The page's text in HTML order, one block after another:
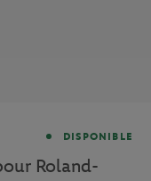
DISPONIBLE
Roland-